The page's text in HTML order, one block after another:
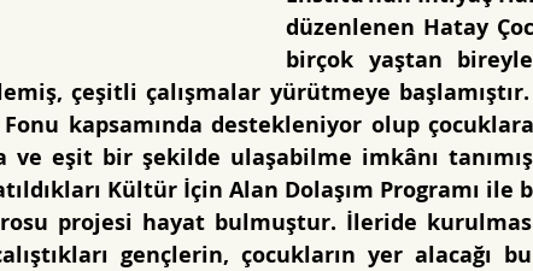
düzenlenen Hatay
birçok yaştan
çeşitli çalışmalar yürütmeye
kapsamında destekleniyor olup
ve eşit bir şekilde ulaşabilme imkânı
Kültür İçin Alan Dolaşım Programı ile
projesi hayat bulmuştur. İleride
gençlerin, çocukların yer alacağı